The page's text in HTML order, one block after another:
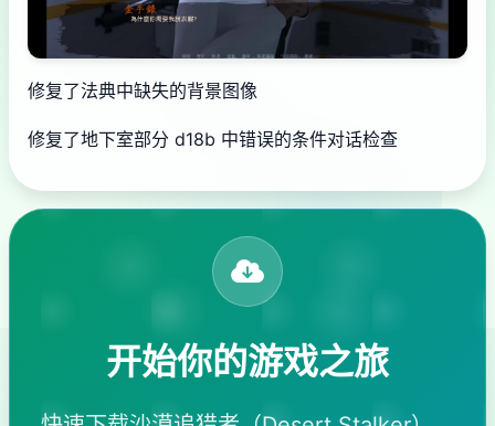
修复了法典中缺失的背景图像
修复了地下室部分 d18b 中错误的条件对话检查
开始你的游戏之旅